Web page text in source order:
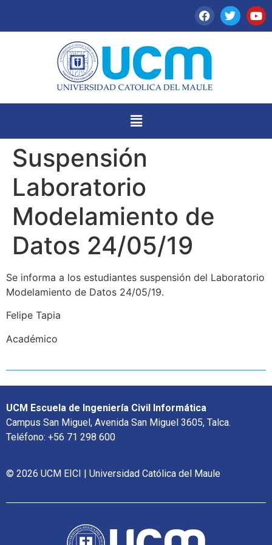
Suspensión
Laboratorio
Modelamiento de
Datos 24/05/19
Se informa a los estudiantes suspensión del Laboratorio
Modelamiento de Datos 24/05/19.
Felipe Tapia
Académico
UCM Escuela de Ingeniería Civil Informática
Campus San Miguel, Avenida San Miguel 3605, Talca.
Teléfono: +56 71 298 600
© 2026 UCM EICI | Universidad Católica del Maule